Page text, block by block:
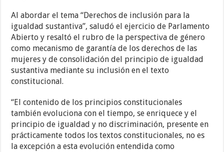
Al abordar el tema “Derechos de inclusión para la
igualdad sustantiva”, saludó el ejercicio de Parlamento
Abierto y resaltó el rubro de la perspectiva de género
como mecanismo de garantía de los derechos de las
mujeres y de consolidación del principio de igualdad
sustantiva mediante su inclusión en el texto
constitucional.
“El contenido de los principios constitucionales
también evoluciona con el tiempo, se enriquece y el
principio de igualdad y no discriminación, presente en
prácticamente todos los textos constitucionales, no es
la excepción a esta evolución entendida como